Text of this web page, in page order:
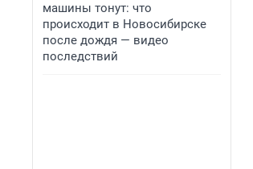
машины тонут: что
происходит в Новосибирске
после дождя — видео
последствий